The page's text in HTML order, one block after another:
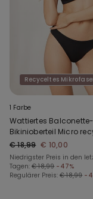
Recyceltes
1 Farbe
Wattiertes Balconette-
Bikinioberteil Micro
€ 18,99 € 10,00
Niedrigster Preis in den
Tagen: € 18,99 -47%
Regulärer Preis: € 18,99 -